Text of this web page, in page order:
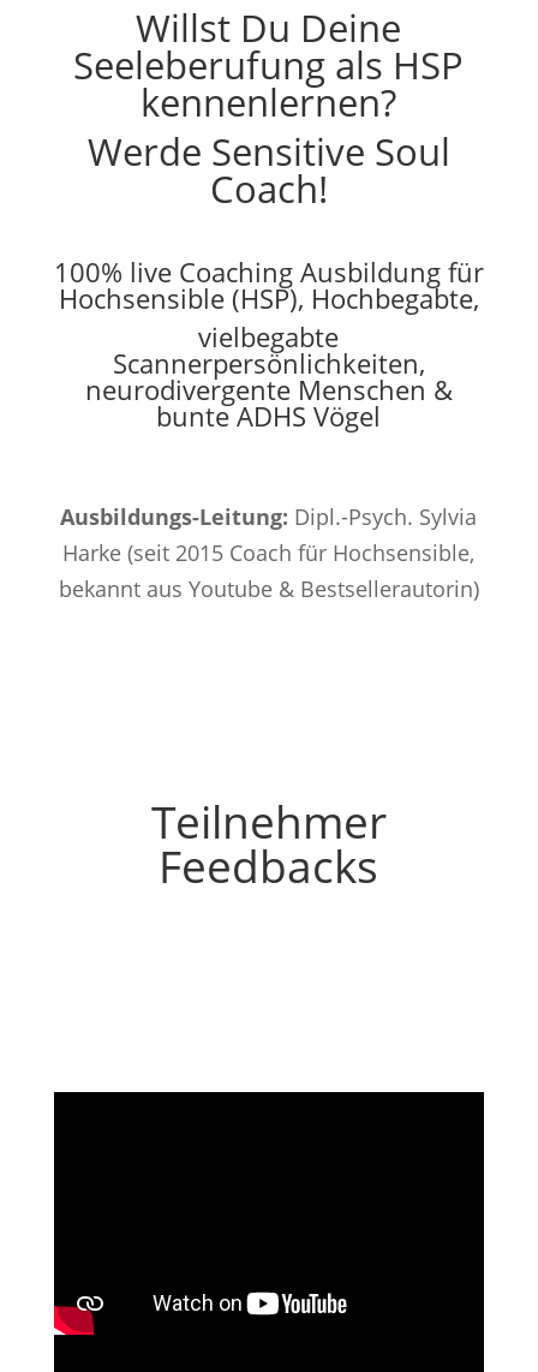
Willst Du Deine
Seeleberufung als HSP
kennenlernen?
Werde Sensitive Soul
Coach!
100% live Coaching Ausbildung für
Hochsensible (HSP), Hochbegabte,
vielbegabte
Scannerpersönlichkeiten,
neurodivergente Menschen &
bunte ADHS Vögel
Ausbildungs-Leitung: Dipl.-Psych. Sylvia
Harke (seit 2015 Coach für Hochsensible,
bekannt aus Youtube & Bestsellerautorin)
Teilnehmer
Feedbacks